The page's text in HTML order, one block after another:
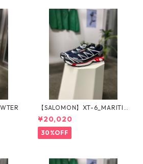
【SALOMON】XT-6_MARITI
ME BLUE
¥20,020
30%OFF